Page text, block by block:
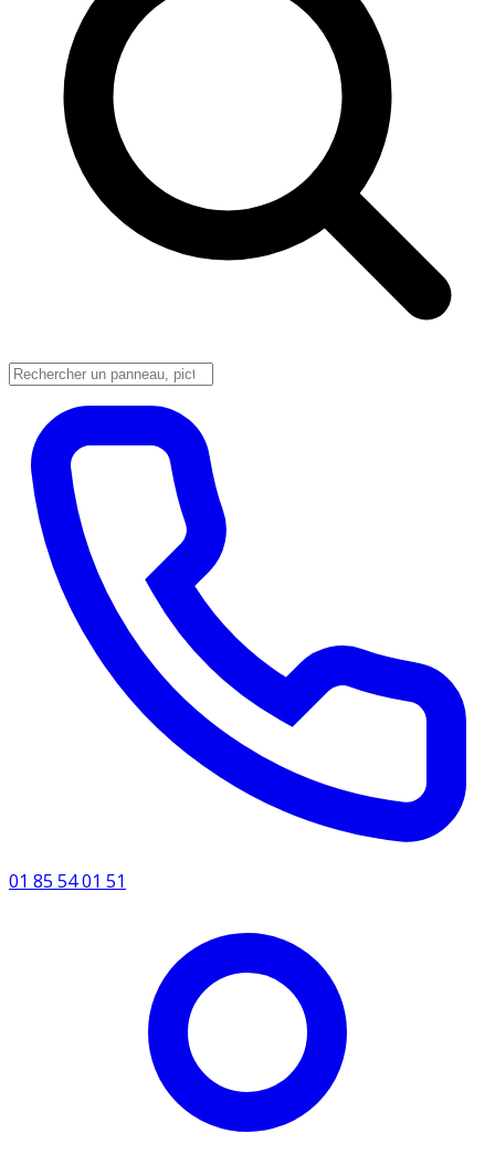
01 85 54 01 51